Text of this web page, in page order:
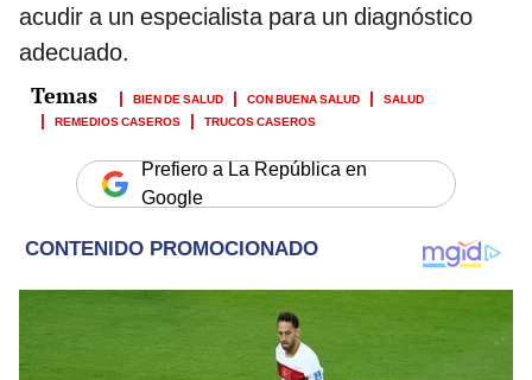
acudir a un especialista para un diagnóstico
adecuado.
BIEN DE SALUD CON BUENA SALUD
SALUD
REMEDIOS CASEROS
TRUCOS CASEROS
Prefiero a La República en
Google